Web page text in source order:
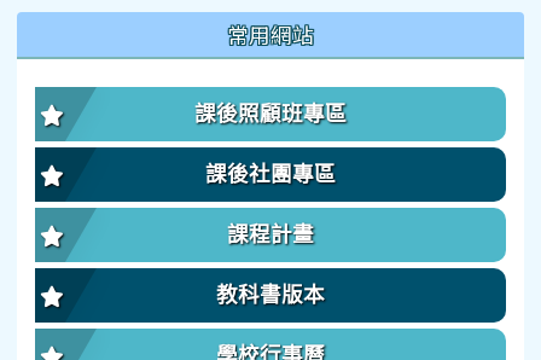
常用網站
課後照顧班專區
課後社團專區
課程計畫
教科書版本
學校行事曆